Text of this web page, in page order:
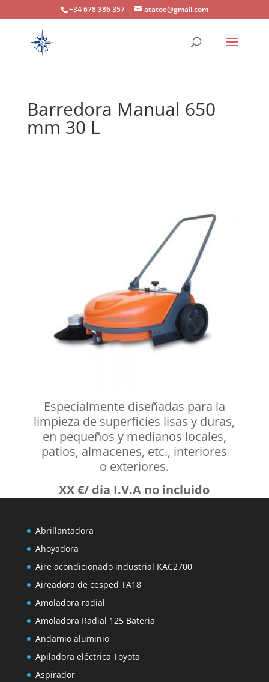
+34 678 386 357 atatoe@gmail.com
Barredora Manual 650
mm 30 L
Especialmente diseñadas para la
limpieza de superficies lisas y duras,
en pequeños y medianos locales,
patios, almacenes, etc., interiores
o exteriores.
XX €/ dia I.V.A no incluido
Abrillantadora
Ahoyadora
Aire acondicionado industrial KAC2700
Aireadora de cesped TA18
Amoladora radial
Amoladora Radial 125 Bateria
Andamio aluminio
Apiladora eléctrica Toyota
Aspirador